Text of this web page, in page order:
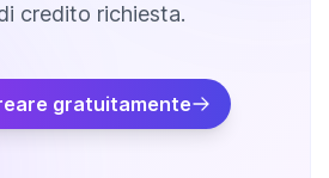
credito richiesta.
gratuitamente